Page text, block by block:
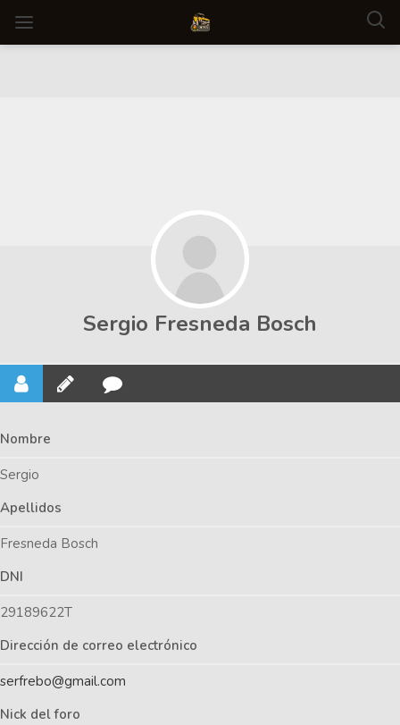
Sergio Fresneda Bosch
Nombre
Sergio
Apellidos
Fresneda Bosch
DNI
29189622T
Dirección de correo electrónico
serfrebo@gmail.com
Nick del foro